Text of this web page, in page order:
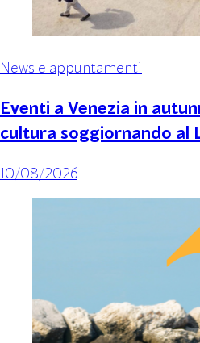
News e appuntamenti
Eventi a Venezia in
cultura soggiornando al
10/08/2026